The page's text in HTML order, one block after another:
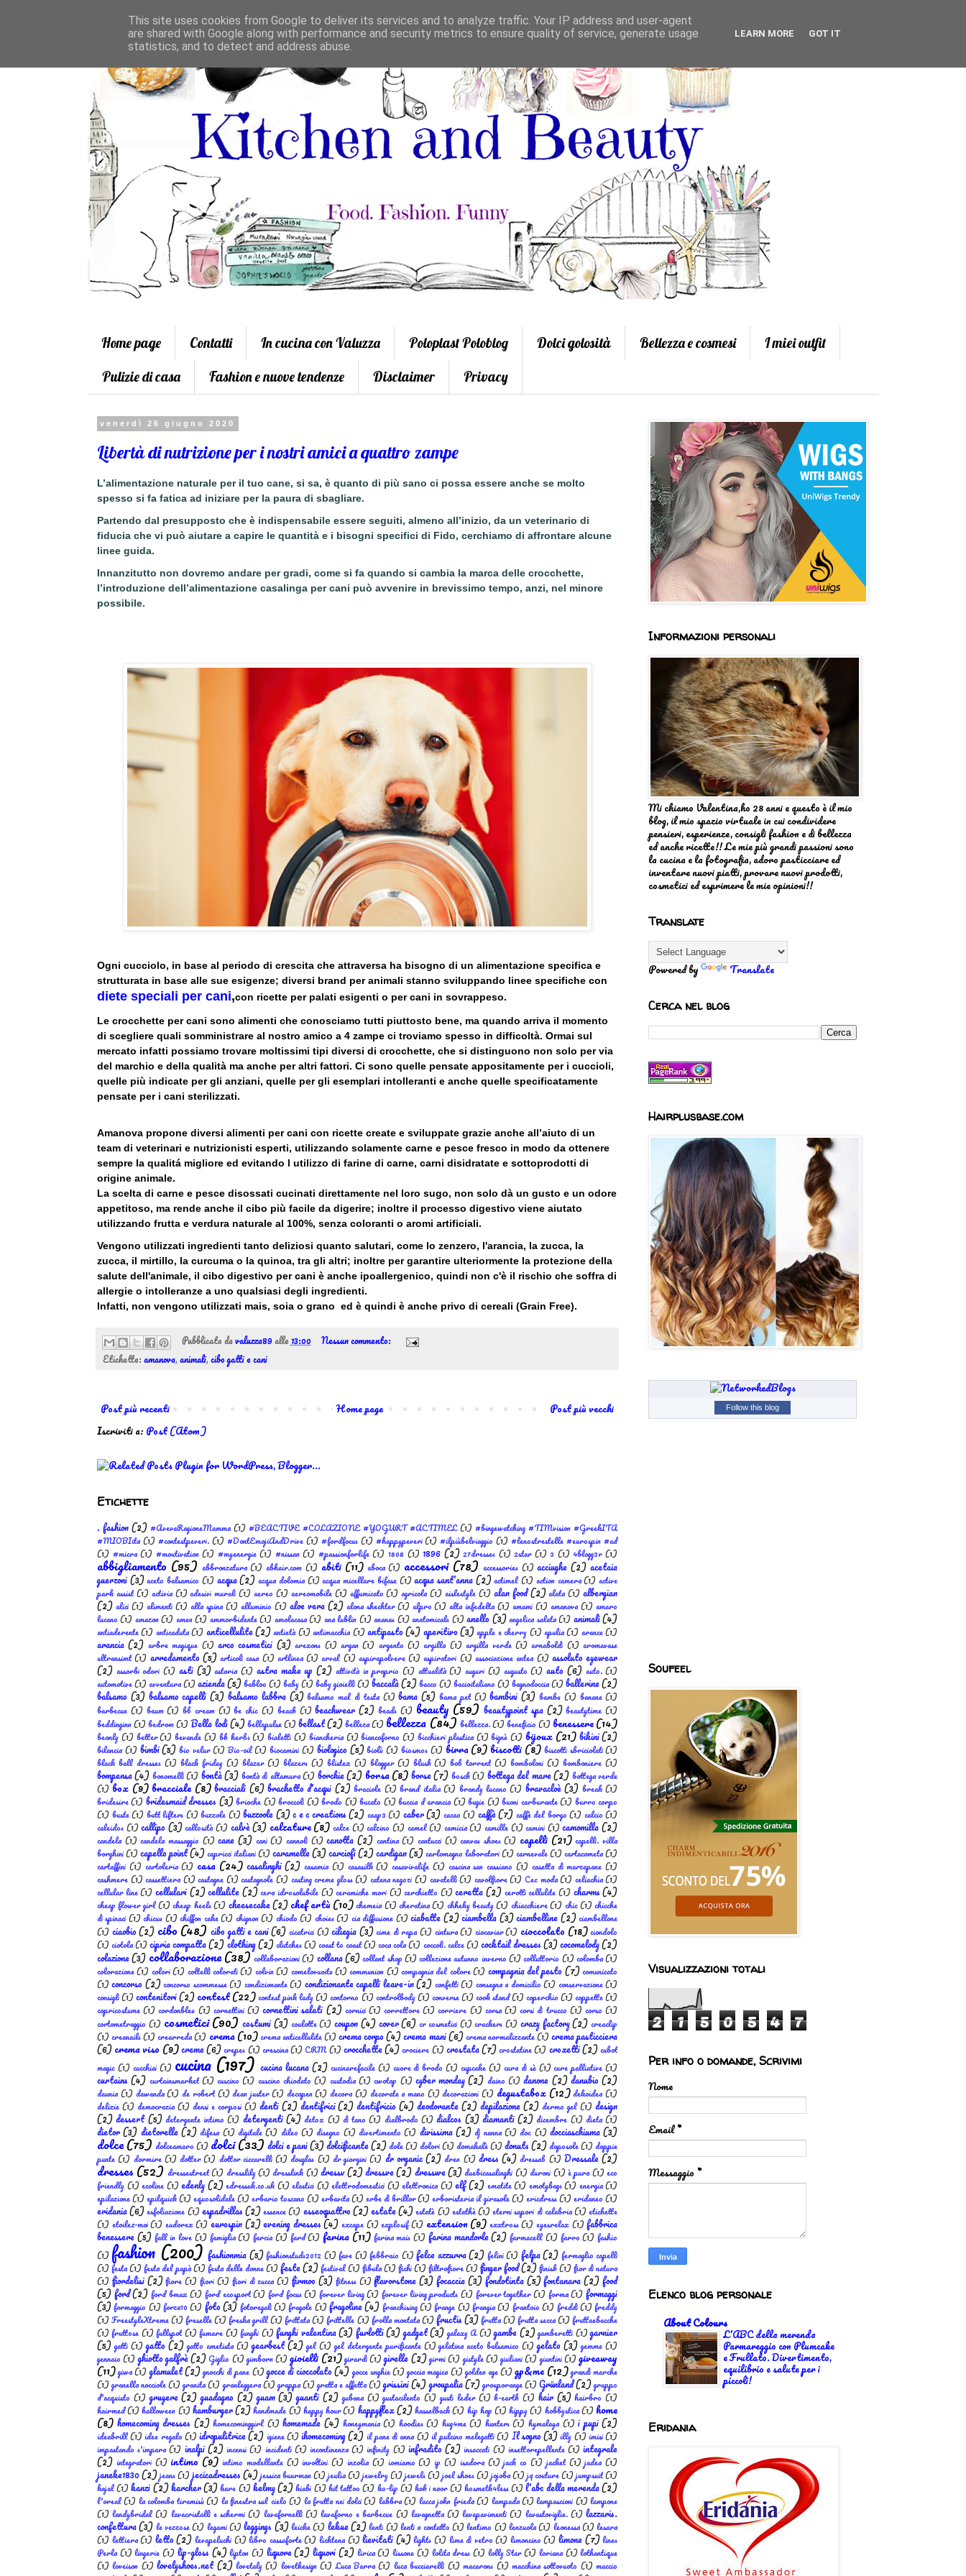
Home page Contatti In cucina con Valuzza Poloplast Poloblog Dolci golosità Bellezza e cosmesi
I miei outfit
Pulizie di casa
Fashion e nuove tendenze Disclaimer Privacy
venerdì 26 giugno 2020
Libertà di nutrizione per i nostri amici a quattro zampe
L’alimentazione naturale per il tuo cane, si sa, è quanto di più sano ci possa essere anche se molto
spesso si fa fatica ad iniziare per la paura di sbagliare.
Partendo dal presupposto che è indispensabile essere seguiti, almeno all’inizio, da un veterinario di
fiducia che vi può aiutare a capire le quantità e i bisogni specifici di Fido, cerchiamo di affrontare alcune
linee guida.
Innanzitutto non dovremo andare per gradi, come si fa quando si cambia la marca delle crocchette,
l’introduzione dell’alimentazione casalinga per cani può avvenire in brevissimo tempo, anzi, nel minore
possibile.
Ogni cucciolo, in base al periodo di crescita che attraversa ha bisogno di un alimentazione specifica e
strutturata in base alle sue esigenze; diversi brand per animali stanno sviluppando linee specifiche con
diete speciali per cani,con ricette per palati esigenti o per cani in sovrappeso.
Le crocchette per cani sono alimenti che conosciamo tutti piuttosto bene, ma quando arriva il momento
di scegliere quali somministrare al nostro amico a 4 zampe ci troviamo spesso in difficoltà. Ormai sul
mercato infatti possiamo trovare moltissimi tipi diversi di crocchette, che si distinguono non solo per via
del marchio e della qualità ma anche per altri fattori. Ci sono quelle pensate appositamente per i cuccioli,
quelle più indicate per gli anziani, quelle per gli esemplari intolleranti e anche quelle specificatamente
pensate per i cani sterilizzati.
Amanova propone diversi alimenti per cani con ricette create e sviluppate grazie anche all’aiuto di un
team di veterinari e nutrizionisti esperti, utilizzando solamente carne e pesce fresco in modo da ottenere
sempre la qualitá migliore ed evitando l utilizzo di farine di carne, carni disidratate e sottoprodotti di
origine animale.
La scelta di carne e pesce disossati cucinati direttamente nel loro sugo, non solo dà un gusto e un odore
appetitoso, ma rende anche il cibo più facile da digerire; inoltre il processo digestivo viene aiutato
utilizzando frutta e verdura naturale al 100%, senza coloranti o aromi artificiali.
Vengono utilizzati ingredienti tanto deliziosi quanto salutari, come lo zenzero, l'arancia, la zucca, la
zucca, il mirtillo, la curcuma o la quinoa, tra gli altri; inoltre per garantire ulteriormente la protezione della
salute dell'animale, il cibo digestivo per cani è anche ipoallergenico, quindi non c'è il rischio che soffra di
allergie o intolleranze a uno qualsiasi degli ingredienti.
Infatti, non vengono utilizzati mais, soia o grano ed è quindi è anche privo di cereali (Grain Free).
Pubblicato davaluzza89alle13:00
Nessun commento:
Etichette: amanova, animali, cibo gatti e cani
Post più recenti Post più vecchi
Home page
Iscriviti a: Post (Atom)
Etichette
. fashion (2) #AvevaRagioneMamma (1) #BEACTIVE #COLAZIONE #YOGURT #ACTIMEL (1) #bingewatching #TIMvision #GreekITA
#MIOBIita (1) #contestpeveri. (1) #DontEmojiAndDrive (1) #fordfocus (1) #happypeveri (1) #ilpiùbelviaggio (1) #lenostrestelle #eurospin #ad
(1) #micra (1) #moutivation (1) #myenergie (1) #nissan (1) #passionforlife (1) 1808 (1) 1896 (2) 27dresses (1) 2star (1) 3 (1) 4blogg3r (1)
abbigliamento (95) abbronzatura (1) abhair.com (1) abiti (11) aboca (1) accessori (78) accessories (1) acciughe (2) acetaia
guerzoni (3)aceto balsamico (1) acqua(2) acqua dolomia (1) acqua micellare bifase (1) acqua sant'anna (2)actimel (1) action camera(1) active
park assist (1) activia (1) adesivi murali (1) aereo (1) aereomobile (1) affumicato (1) agricola (1) aislestyle (1) alan food (2) alata (1) albergian
(2) alici (1) alimenti (1) alla spina (1) alluminio (1) aloe vera (2) alona shechter (1) alpro (1) alta infedelta (1) amami (1) amanova (1) amaro
lucano (1) amazon(1) amen(1) ammorbidente(1) amolacasa(1) ana lublin (1) ananas (1) anatomicals (1) anello (3)angelica salata(1) animali(4)
antiaderente(1) anticaduta(1) anticellulite(2)antietà (1) antimacchia (1) antipasto (4) aperitivo (3)apple e cherry (1) apulia(1) arance(1)
arancia (2) arbre magique (1) arco cosmetici (3) arexons (1) argan (1) argento (1) argilla (1) argilla verde (1) arnaboldi (1) aromavase
ultransimt (1) arredamento (5) articoli casa (1) artlinea (1) arval (1) aspirapolvere (1) aspiratori (1) associazione antea (1) assoluto eyewear
(2) assorbi odori (1) asti (3) astoria (1) astra make up (2) attività in proprio (1) attualità (1) auguri (1) augusto (1) auto (6) auto. (1)
automotive(1) avventura(1) azienda(5)babloo (1) baby(1) baby gioielli(1) baccalà(2)bacco (1) bacioitaliano (1) bagnodoccia(1) ballerine(2)
balsamo (3) balsamo capelli (3) balsamo labbra (3) balsamo mal di testa (1) bama (5) bama pet (1) bambini (3) bambu (1) banane (1)
barbecue (1) baum (1) bb cream (1) be chic (1) beach (1) beachwear (2) beads (1) beauty (59) beautypoint spa (2) beautytime (1)
beddinginn(1) bedrom(1) Bella lodi(4)bellapulse(1) bellast(2)belleza(1) bellezza (84) bellezza.(1) beneficio (1) benessere(14)
beonly (1) better(1) bevande (1) bh herbs(1) bialetti (1) biancheria (1) biancoforno (1) bicchieri plastica (1) bignè (1) bijoux (21) bikini(2)
bilancia (1) bimbi(5) bio velur (1) Bio-oil(1) biocamini (1) biologico (5)biolù (1) biosmos (1) birra (9) biscotti (8) biscotti sbriciolati(1)
black ball dresses (1) black friday (1) blazer (1) blazers (1) blistex (1) blogger (1) blush (1) bob torrent (1) bomboloni (1) bomboniere (1)
bompensa(4) bonomelli(1) bontà(3) bontà di altamura(1) borchie(2) borsa (8) borse(7) bosch(1) bottega del mare(2) bottega verde
(1) box (9) bracciale (8) bracciali (6) brachetto d'acqui (2) braciole (1) brand italia (1) brandy lucano (1) bravacloè (3) break (1)
bridesire(1) bridesmaid dresses (3)brioche (1) broccoli (1) brodo (1) bucato (1) buccia d arancia (1) bugie (1) buoni carburante(1) burro corpo
(1) buste(1) butt lifters (1) buzzole (1) buzzoole (3)c e c creations (2) caap3 (1) caber(3) cacao (1) caffè(7) caffè del borgo (1) calcio (1)
caleidos (1) callipo (3)callosità (1) calvè(3) calzature(8) calze (1) calzino (1) camel(1) camicia(1) camille (1) camini (1) camomilla (2)
candela (1) candela massaggio (1) cane (3) cani (1) cannoli (1) canotta (2) cantina (1) cantucci (1) canvas shoes (1) capelli (21) capelli. villa
borghini(1) capello point(4)capricci italiani(1) caramelle(3)carciofi(2)cardigan(5)carlomagno laboratori(1) carnevale(1) cartacometa(1)
cartaffini (1) cartoleria (1) casa (24) casalinghi (2) casamia (1) casasilk (1) casavivalife (1) cascina san cassiano (1) casetta di marzapane (1)
cashmere (1) cassettiera (1) castagne (1) castagnole (1) casting creme gloss(1) catena negozi (1) cavatelli(1) cavolfiore(1) Cec moda(1) celiachia(1)
cellular line(1) cellulari (2)cellulite (2)cera idrosolubile (1) ceramiche mori (1) cerchietto (1) ceretta (2) cerotti cellulite (1) charms (4)
cheap flower girl(1) cheap heels(1) cheesecake(2) chef artù (10)chemeia (1) cheratina(1) chheky beauty(1) chiacchiere(1) chic(1) chicche
di spinaci (1) chicuu (1) chiffon cake(1) chignon(1) chiodo (1) choies(1) cia diffusione (1) ciabatte (2)ciambella (3)ciambelline (2)ciambellone
(1) ciaobio (2) cibo (48) cibo gatti e cani(6) cicatrici (1) ciliegia (3)cime di rapa (1) cintura(1) ciocaviar(1) cioccolato (18)ciondolo
(1) ciotola(1) cipria compatta(2) clothing(2)clutches(1) coast to coast(1) coca cola(1) coccoli. calze(1) cocktail dresses (3)cocomelody(2)
colazione(3) collaborazione (38) collaborazioni(1) collana(6)collant shop (1) collezione autunno inverno (1) colluttorio (1) colomba(1)
colorazione(1) colori(1) coltelli colorati(1) colvin(1) comelovuoitu(1) communion (1) compagnia del colore(1) compagnia del pesto (7)comunicato
(1) concorso (2)concorso scommesse(1) condizionante(1) condizionante capelli leave-in(2) confetti(1) consegna a domicilio (1) conservazione(1)
consigli(1) contenitori(2) contest(22)contest pink lady(1) contorno (1) controlbody(1) converse(1) cook stand(1) coperchio (1) coppette(1)
copricostume (1) cordonbleu (1) cornettini (1) cornettini salati (2) cornici (1) correttore (1) corriere (1) corsa (1) corsi di trucco (1) corso (1)
cortometraggio (1) cosmetici (90) costumi (3) coulotte(1) coupon (4) cover(6) cr cosmetici (1) crackers (1) crazy factory(2) creaclip
(1) creanails(1) crearreda(1) crema (10)crema anticellulite(1) crema corpo (4)crema mani(6)crema normalizzante(1) crema pasticciera
(6) crema viso (9)creme(6)crepes (1) crescina(1) CRM(1) crocchette(4)crociere (1) crostata(7)crostatine(1) croxetti(2)cubot
magic (1) cucchiai (1) cucina (197) cucina lucana (2) cucinarefacile (1) cuore di brodo (1) cupcake (1) cura di sè (1) cure palliative (1)
curtains (4) curtainsmarket (1) cuscino (1) cuscino chiodato (1) custodia (1) cwotop (1) cyber monday (2) daino (1) danone (2) danubio (2)
daunia (1) dawanda(1) de robert (1) dean juster (1) decopen(1) decora (1) decorate a mano (1) decorazioni (1) degustabox (12)dekoidea (1)
delizie (1) democrazia (1) densi e corposi (1) denti (2) dentifrici(2) dentifricio (4) deodorante (2) depilazione (2) dermo gel (1) design
(2) dessert (5) detergente intimo (1) detergenti (4) detox (1) di tano (1) dialbrodo (1) dialcos (3) diamanti (2) dicembre (1) dieta (1)
dietor (3) dietorelle (2) difesa (1) digitale (1) dileo (1) disegno (1) divertimento (1) divissima (2) dj nanna (1) doc (1) docciaschiuma (3)
dolce(75) dolceamaro (1) dolci(33) dolci e pani(3)dolcificante(2)dole(1) dolori(1) domakalè(1) donuts (2)doposole(1) doppie
punte (1) dormire (1) dotter (1) dottor ciccarelli (1) douglas (1) dr giorgini (1) dr organic (2) dren (1) dress (4) dressab (1) Dressale (2)
dresses (52) dressestreet(1) dresslily(1) dresslink (1) dressv(2)dressve(2) dresswe(3)duebicasalinghi (1) duroni (1) è pura (1) eco
friendly (1) ecoline (1) edenly (2)edressuk.co.uk (1) elastici (1) elettrodomestici (1) elettronica (1) elf(2) ematite(1) emotybags(1) energia(1)
epilazione(1) epilquick(1) equosolidale(1) erbario toscano (1) erbavita(1) erbe di brillor(1) erboristeria il girasole(1) ericdress(1) eridaneo (1)
eridania(6)esfoliazione (1) espadrillas (2)essence(1) esseoquattro (2)estate(4)estatè (1) estathè(1) eterni sapori di calabria(1) etichette
(1) etoilez-moi(1) eudorex(1) eurospin (2)evening dresses (4) excape (1) explosif(1) extension (9) exxtross(1) eyesrelax (1) fabbrica
benessere (5) fall in love (1) famiglia(1) farcia (1) fard(1) farina (11) farina mais (1) farina mandorle(2) farmacell (1) farro (1) fashio
(1) fashion (200) fashionmia (5)fashionstuds2012 (1) fave (1) febbraio (1) felce azzurra(2) felini(1) felpa(2) fermaglio capelli
(1) festa(1) festa del papà(1) festa delle donne(1) feste(2)festival(1) fibula(1) fichi(1) filtrofiore(1) finger food(2)finish(1) fior di natura
(1) fiordelisi (2) fiore (1) fiori (1) fiori di zucca (1) firmoo (3) fitness (1) flavorstone (3) focaccia (3) fondotinta (5)fontanara (2) food
(5) ford(2) ford bmax(1) ford ecosport(1) ford focus(1) forever living(1) forever living products (1) forever together(1) forma(1) formaggi
(3)formaggio (1) forza10 (1) foto (3) fotoregali(1) fragole (1) fragoline(4) franchising(1) frange (1) frangia(1) frantoio (1) freddi(1) freddy
(1) FreestyleXtreme(1) freselle(1) freska grill(1) frittata(1) frittelle (1) frolla montata(1) fructis (3)frutta(1) frutta secca(1) fruttaebacche
(1) fruttose (1) fullspot (1) fumare (1) funghi (1) funghi valentina(3) furlotti(3)gadget(3)galaxy A(1) gambe (2)gamberetti (1) garnier
(5) gatti (1) gatto (2) gatto ametista (1) gearbest (2) gel (1) gel detergente purificante (1) gelatina aceto balsamico (1) gelato (3) gemme (1)
gennaio (1) ghiotto galfrè(2)Giglio (1) gimborn(1) gioielli (21)girardi(1) girelle (2)girmi(1) gistyle(1) giuliani(1) giuntini(1) giveaway
(11)giwa(1) glamulet(2)gnocchi di pane (1) gocce di cioccolato (4)gocce unghie(1) goccia magica (1) golden age(1) gp&me(12)grandi marche
(1) granella nocciole(1) granita(1) granleggera(1)grappa(1) gratta e affetta(1) grissini(4)groupalia(7)grouporange(1) Grünland(2)gruppo
d'acquisto (1) gruyere (2) guadagno (2) guam (3) guanti (2) gubana (1) gustacilento (1) gusti leder (1) h-earth (1) hair (5) hairbro (1)
hairmed(1) halloween (1) hamburger(2)handmade (1) happy hour(1) happyflex(2)hasselback(1) hip hop (1) hippy(1) hobbystica(1) home
(8) homecoming dresses (2) homecominggirl (1) homemade (4) honeymania (1) hoodies (1) hug4me (1) hunters (1) hymalaya (1) i pupi (2)
ideabrill(1) idee regalo (1) idropulitrice(2) igiene(1) ihomecoming(2) il pane di anna (1) il pulcino melegatti(1) Il sogno (3)illy (1) imisi(1)
impastando s'impara (1) inalpi (2) incensi (1) incidenti (1) incontinenza (1) infinity (1) infradito (2) insaccati (1) insettorepellente (1) integrale
(2) integratori (1) intimo (9) intimo modellante (1) involtini (1) inzolia (1) iomiamo (1) ip (1) isadora (1) jack co (1) jacket (1) jadea (1)
janeke1830 (2)jeans(1) jecicadresses (4)jessica buurman(1) jeulia(1) jewelry(1) jewels(1) joel shoes(1) jojoba(1) jq couture(1) jumpsuit(1)
kajal(1) kanzi (2)karcher(3)kare (1) kelmy(2)kiabi (1) kit tattoo (1) ko-lip (1) koh i noor(1) kosmetk4less(1) l'abc della merenda(2)
l'oreal(1) la colomba tiramisù(1) la finestra sul cielo (1) la frutta nei dolci(1) labbra(1) lacca john frieda(1) lampada(1) lampascioni (1) lampone
(1) landybridal (1) lavacristalli e schermi (1) lavafornelli (1) lavaforno e barbecue (1) lavagnetta (1) lavapavimenti (1) lavastoviglie. (1) lazzaris.
confettura(3) le vezzose(1) legami(1) leggings (3)leicke(1) lekue(2)lenti (1) lenti a contatto (1) lentimo (1) lenzuola(1) leonessa(1) lesara
(1) lettiera(1) letto (2) levapeluchi (1) libro cassaforte(1) lichtena (1) lievitati (4)lights (1) lime di vetro (1) limoncino (1) limone (7)lines
Perla (1) lingerie (1) lip-gloss (4)lipton (1) liquore(2) liquori (2) lirica(1) lissone (1) lolita dress (1) lolly Star(1) loriana (1) lothantique
(1) loveison (1) lovelyshoes.net (2) lovetaly (1) lovethesign (1) Luca Barra (1) luca bucciarelli (1) macarons (1) macchina sottovuoto (1) maccio
Informazioni personali
Mi chiamo Valentina,ho 28 anni e questo è il mio
blog, il mio spazio virtuale in cui condividere
pensieri, esperienze, consigli fashion e di bellezza
ed anche ricette!! Le mie più grandi passioni sono
la cucina e la fotografia, adoro pasticciare ed
inventare nuovi piatti, provare nuovi prodotti,
cosmetici ed esprimere le mie opinioni!!
Translate
Powered by Translate
Cerca nel blog
Hairplusbase.com
Follow this blog
Soufeel
Visualizzazioni totali
2 1 5 0 5 4 7
Per info o domande, Scrivimi
Nome
Email*
Messaggio *
Elenco blog personale
About Colours
L'ABC della merenda
Parmareggio con Plumcake
e Frullato. Divertimento,
equilibrio e salute per i
piccoli!
Eridania
This site uses cookies from Google to deliver its services and to analyze traffic. Your IP address and user-agent
are shared with Google along with performance and security metrics to ensure quality of service, generate usage
statistics, and to detect and address abuse.
LEARN MORE GOT IT